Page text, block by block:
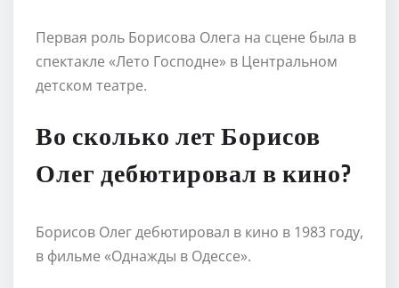
Первая роль Борисова Олега на сцене была в
спектакле «Лето Господне» в Центральном
детском театре.
Во сколько лет Борисов
Олег дебютировал в кино?
Борисов Олег дебютировал в кино в 1983 году,
в фильме «Однажды в Одессе».